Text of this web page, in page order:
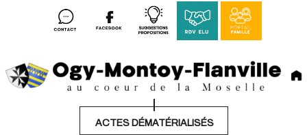
ACTES DÉMATÉRIALISÉS